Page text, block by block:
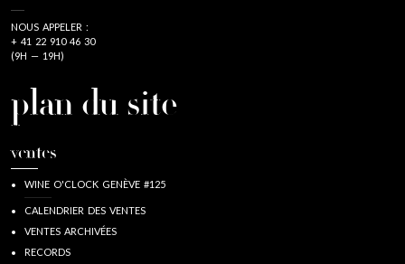
NOUS APPELER :
+ 41 22 910 46 30
(9H — 19H)
plan du site
ventes
WINE O'CLOCK GENÈVE #125
CALENDRIER DES VENTES
VENTES ARCHIVÉES
RECORDS